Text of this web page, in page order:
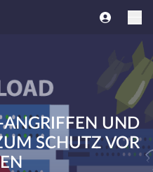
UND
SCHUTZ VOR